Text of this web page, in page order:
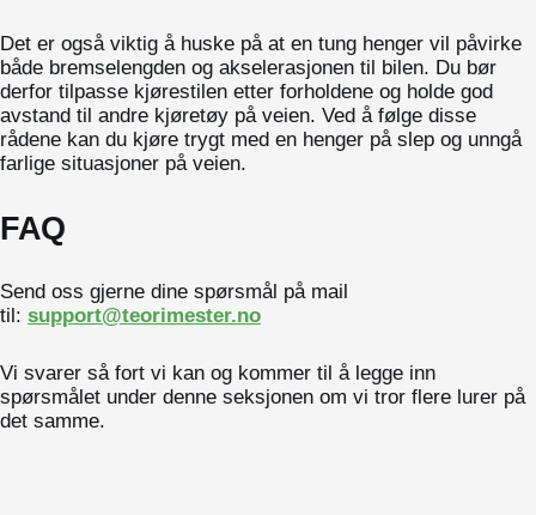
Det er også viktig å huske på at en tung henger vil påvirke
både bremselengden og akselerasjonen til bilen. Du bør
derfor tilpasse kjørestilen etter forholdene og holde god
avstand til andre kjøretøy på veien. Ved å følge disse
rådene kan du kjøre trygt med en henger på slep og unngå
farlige situasjoner på veien.
FAQ
Send oss gjerne dine spørsmål på mail
til: support@teorimester.no
Vi svarer så fort vi kan og kommer til å legge inn
spørsmålet under denne seksjonen om vi tror flere lurer på
det samme.